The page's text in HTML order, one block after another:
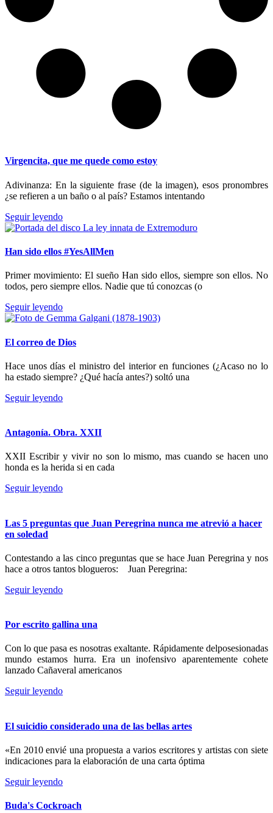
Virgencita, que me quede como estoy
Adivinanza: En la siguiente frase (de la imagen), esos pronombres
¿se refieren a un baño o al país? Estamos intentando
Seguir leyendo
Han sido ellos #YesAllMen
Primer movimiento: El sueño Han sido ellos, siempre son ellos. No
todos, pero siempre ellos. Nadie que tú conozcas (o
Seguir leyendo
El correo de Dios
Hace unos días el ministro del interior en funciones (¿Acaso no lo
ha estado siempre? ¿Qué hacía antes?) soltó una
Seguir leyendo
Antagonía. Obra. XXII
XXII Escribir y vivir no son lo mismo, mas cuando se hacen uno
honda es la herida si en cada
Seguir leyendo
Las 5 preguntas que Juan Peregrina nunca me atrevió a hacer
en soledad
Contestando a las cinco preguntas que se hace Juan Peregrina y nos
hace a otros tantos blogueros: Juan Peregrina:
Seguir leyendo
Por escrito gallina una
Con lo que pasa es nosotras exaltante. Rápidamente delposesionadas
mundo estamos hurra. Era un inofensivo aparentemente cohete
lanzado Cañaveral americanos
Seguir leyendo
El suicidio considerado una de las bellas artes
«En 2010 envié una propuesta a varios escritores y artistas con siete
indicaciones para la elaboración de una carta óptima
Seguir leyendo
Buda's Cockroach